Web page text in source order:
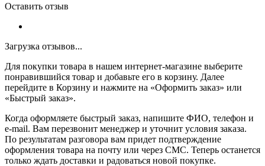
Оставить отзыв
Загрузка отзывов...
Для покупки товара в нашем интернет-магазине выберите
понравившийся товар и добавьте его в корзину. Далее
перейдите в Корзину и нажмите на «Оформить заказ» или
«Быстрый заказ».
Когда оформляете быстрый заказ, напишите ФИО, телефон и
e-mail. Вам перезвонит менеджер и уточнит условия заказа.
По результатам разговора вам придет подтверждение
оформления товара на почту или через СМС. Теперь останется
только ждать доставки и радоваться новой покупке.